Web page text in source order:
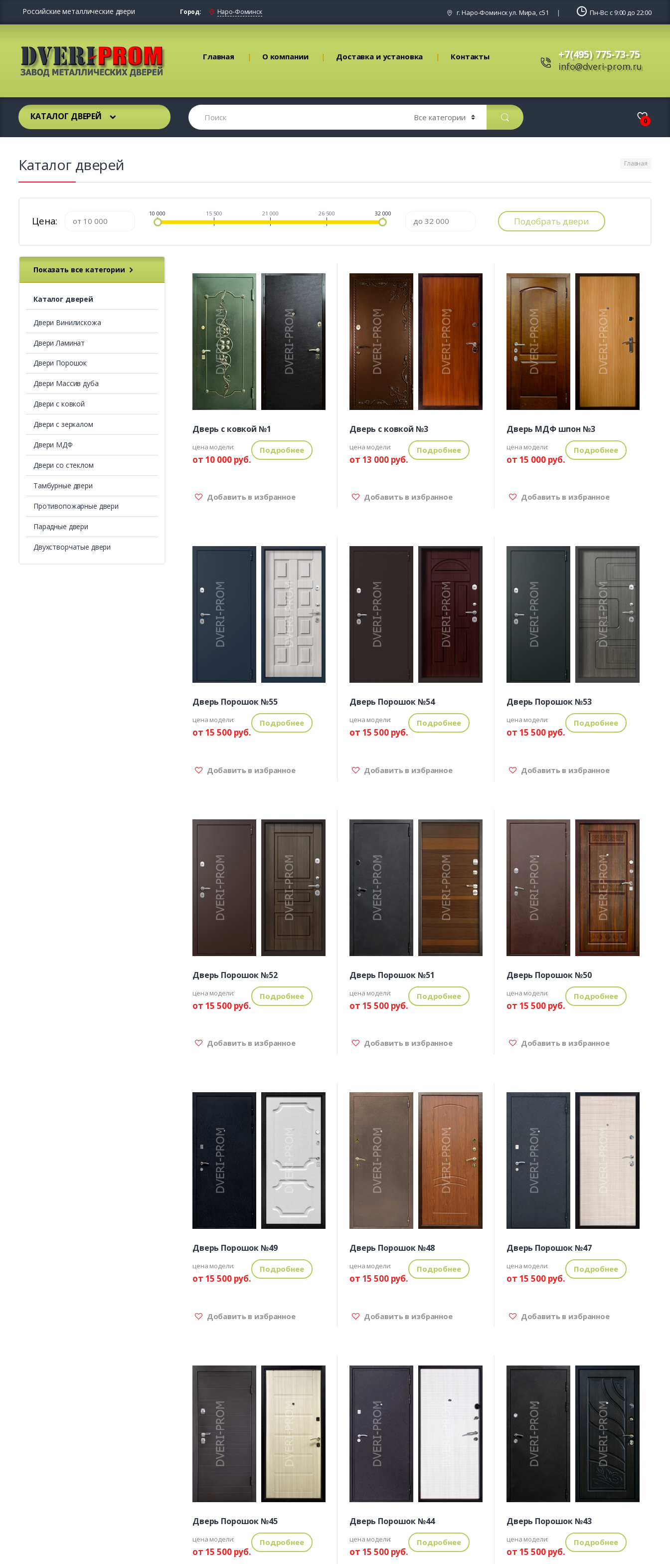
Российские металлические двери Город: Наро-Фоминск г. Наро-Фоминск ул. Мира, с51 Пн-Вс: с 9:00 до 22:00
Главная О компании Доставка и установка Контакты +7(495) 775-73-75
info@dveri-prom.ru
КАТАЛОГ ДВЕРЕЙ 0
Главная
Каталог дверей
Цена:
10 000 15 500 21 000 26 500 32 000
Показать все категории
Каталог дверей
Двери Винилискожа
Двери Ламинат
Двери Порошок
Двери Массив дуба
Двери с ковкой
Двери с зеркалом
Двери МДФ
Двери со стеклом
Тамбурные двери
Противопожарные двери
Парадные двери
Двухстворчатые двери
Дверь с ковкой №1
цена модели:
от 10 000 руб.
Подробнее
Добавить в избранное
Дверь с ковкой №3
цена модели:
от 13 000 руб.
Подробнее
Добавить в избранное
Дверь МДФ шпон №3
цена модели:
от 15 000 руб.
Подробнее
Добавить в избранное
Дверь Порошок №55
цена модели:
от 15 500 руб.
Подробнее
Добавить в избранное
Дверь Порошок №54
цена модели:
от 15 500 руб.
Подробнее
Добавить в избранное
Дверь Порошок №53
цена модели:
от 15 500 руб.
Подробнее
Добавить в избранное
Дверь Порошок №52
цена модели:
от 15 500 руб.
Подробнее
Добавить в избранное
Дверь Порошок №51
цена модели:
от 15 500 руб.
Подробнее
Добавить в избранное
Дверь Порошок №50
цена модели:
от 15 500 руб.
Подробнее
Добавить в избранное
Дверь Порошок №49
цена модели:
от 15 500 руб.
Подробнее
Добавить в избранное
Дверь Порошок №48
цена модели:
от 15 500 руб.
Подробнее
Добавить в избранное
Дверь Порошок №47
цена модели:
от 15 500 руб.
Подробнее
Добавить в избранное
Дверь Порошок №45
цена модели:
от 15 500 руб.
Подробнее
Дверь Порошок №44
цена модели:
от 15 500 руб.
Подробнее
Дверь Порошок №43
цена модели:
от 15 500 руб.
Подробнее